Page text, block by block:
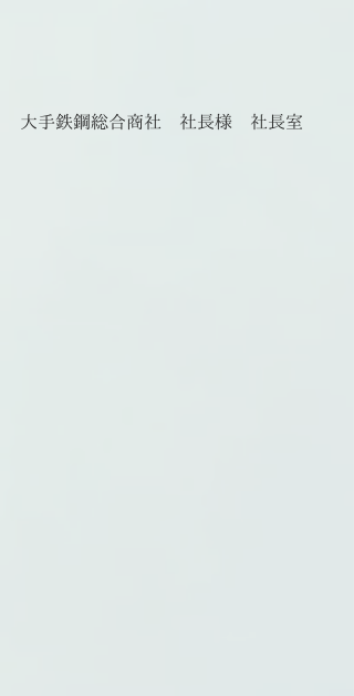
大手鉄鋼総合商社　社長様　社長室